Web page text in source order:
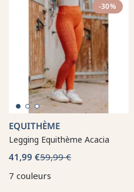
-30%
EQUITHÈME
Legging Equithème Acacia
41,99 €59,99 €
7 couleurs